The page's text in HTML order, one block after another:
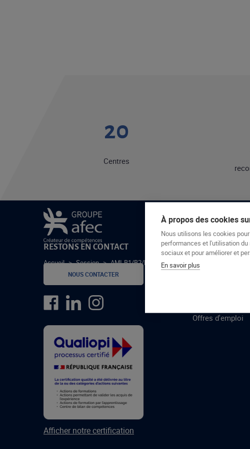
Le groupe Afec
Accueil > Session > AMI-B1/B2/BR/BC-24-3
20
Centres
RESTONS EN CONTACT
NOUS CONTACTER
Afficher notre certification
GROUPE AFEC
Formations
Offres d'emploi
À propos des cookies
Nous utilisons les cookies
performances et l'utilisation
sociaux et pour améliorer et
En savoir plus